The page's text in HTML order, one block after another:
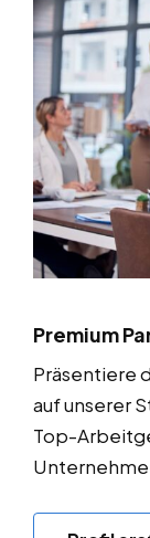
Premium
Präsentiere
auf unserer
Top-